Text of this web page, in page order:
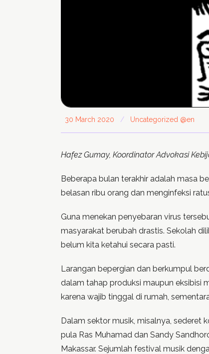
30 March 2020 / Uncategorized @en
Hafez Gumay, Koordinator Advokasi
Beberapa bulan terakhir adalah masa
belasan ribu orang dan menginfeksi
Guna menekan penyebaran virus
masyarakat berubah drastis. Sekolah
belum kita ketahui secara pasti.
Larangan bepergian dan berkumpul
dalam tahap produksi maupun eksibisi
karena wajib tinggal di rumah,
Dalam sektor musik, misalnya, sederet
pula Ras Muhamad dan Sandy
Makassar. Sejumlah festival musik